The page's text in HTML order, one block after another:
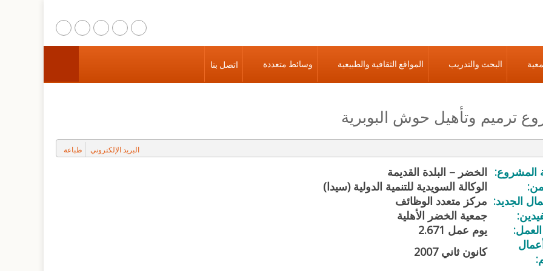
التوعية المجتمعية
البحث والتدريب المواقع الثقافية والطبيعية وسائط متعددة اتصل بنا
ترميم وتأهيل حوش البوبرية
طباعة البريد الإلكتروني
المشروع: الخضر – البلدة القديمة
الوكالة السويدية للتنمية الدولية (سيدا)
الجديد: مركز متعدد الوظائف
جمعية الخضر الأهلية
2.671 يوم عمل
كانون ثاني 2007